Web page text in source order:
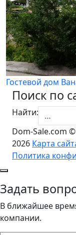
Гостевой дом
Поиск по
Найти:
Dom-Sale.com
2026 Карта
Политика
Задать
В ближайшее
компании.